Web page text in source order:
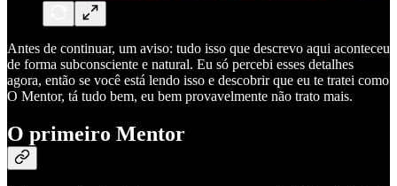
Antes de continuar, um aviso: tudo isso que descrevo aqui aconteceu
de forma subconsciente e natural. Eu só percebi esses detalhes
agora, então se você está lendo isso e descobrir que eu te tratei como
O Mentor, tá tudo bem, eu bem provavelmente não trato mais.
O primeiro Mentor